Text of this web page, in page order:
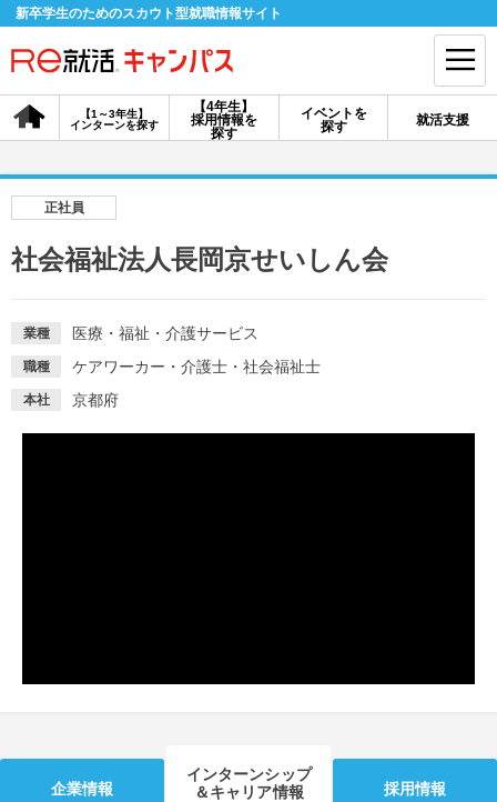
新卒学生のためのスカウト型就職情報サイト
【4年生】
採用情報を
探す
【1～3年生】
インターンを探す
イベントを
探す
就活支援
会員登録 ログイン
採用情報を探す
説明会を探す
イベントを探す
正社員
社会福祉法人長岡京せいしん会
業種 医療・福祉・介護サービス
職種 ケアワーカー・介護士・社会福祉士
本社 京都府
企業情報
インターンシップ
＆キャリア情報
採用情報